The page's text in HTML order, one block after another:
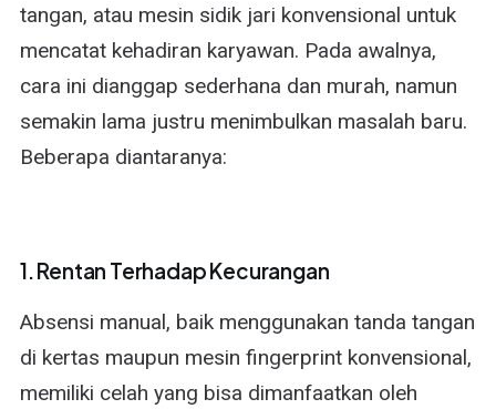
tangan, atau mesin sidik jari konvensional untuk
mencatat kehadiran karyawan. Pada awalnya,
cara ini dianggap sederhana dan murah, namun
semakin lama justru menimbulkan masalah baru.
Beberapa diantaranya:
1. Rentan Terhadap Kecurangan
Absensi manual, baik menggunakan tanda tangan
di kertas maupun mesin fingerprint konvensional,
memiliki celah yang bisa dimanfaatkan oleh